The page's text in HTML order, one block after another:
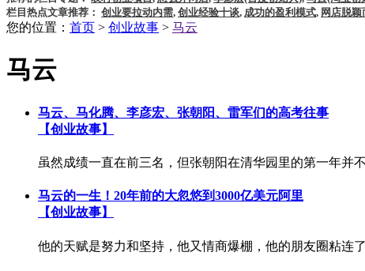
栏目热点文章推荐： 创业要拉动内需, 创业经验十谈, 成功的盈利模式, 网店脱
您的位置： 首页 > 创业故事 > 马云
马云
马云、马化腾、李彦宏、张朝阳、雷军们的高考往事
【创业故事】
虽然成绩一直在前三名，但张朝阳在清华园里的第一年并
马云的一生！20年前的大忽悠到3000亿美元阿里
【创业故事】
他的天赋是努力和坚持，他又情商爆棚，他的朋友圈粘连